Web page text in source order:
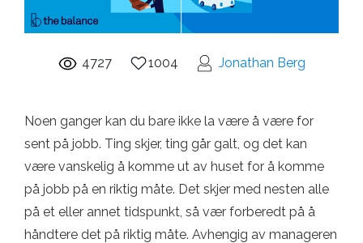
4727 1004 Jonathan Berg
Noen ganger kan du bare ikke la være å være for
sent på jobb. Ting skjer, ting går galt, og det kan
være vanskelig å komme ut av huset for å komme
på jobb på en riktig måte. Det skjer med nesten alle
på et eller annet tidspunkt, så vær forberedt på å
håndtere det på riktig måte. Avhengig av manageren